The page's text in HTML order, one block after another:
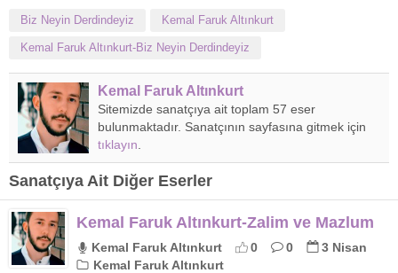
Biz Neyin Derdindeyiz Kemal Faruk Altınkurt
Kemal Faruk Altınkurt-Biz Neyin Derdindeyiz
Kemal Faruk Altınkurt
Sitemizde sanatçıya ait toplam 57 eser
bulunmaktadır. Sanatçının sayfasına gitmek için
tıklayın
Sanatçıya Ait Diğer Eserler
Kemal Faruk Altınkurt-Zalim ve Mazlum
Kemal Faruk Altınkurt 0 0
3 Nisan
Kemal Faruk Altınkurt